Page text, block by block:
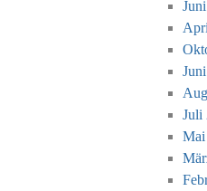
Juli
Mai